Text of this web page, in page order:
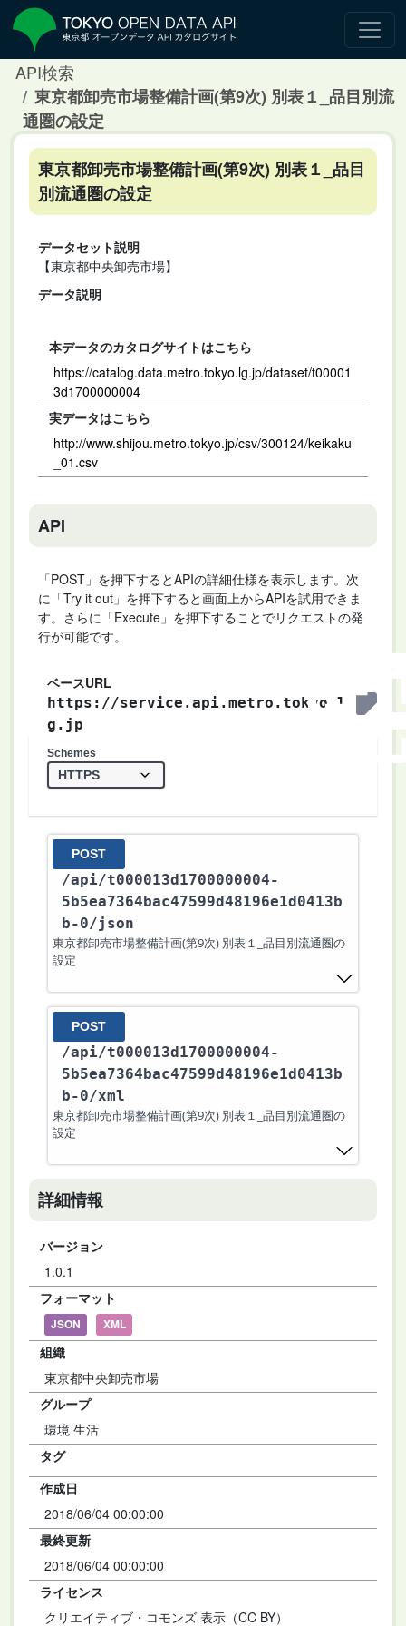
API検索
東京都卸売市場整備計画(第9次) 別表１_品目別流
通圏の設定
東京都卸売市場整備計画(第9次) 別表１_品目
別流通圏の設定
データセット説明
【東京都中央卸売市場】
データ説明
本データのカタログサイトはこちら
https://catalog.data.metro.tokyo.lg.jp/dataset/t00001
3d1700000004
実データはこちら
http://www.shijou.metro.tokyo.jp/csv/300124/keikaku
_01.csv
API
「POST」を押下するとAPIの詳細仕様を表示します。次
に「Try it out」を押下すると画面上からAPIを試用できま
す。さらに「Execute」を押下することでリクエストの発
行が可能です。
ベースURL
https://service.api.metro.tokyo.l
g.jp
Schemes
POST
/api/t000013d1700000004-
5b5ea7364bac47599d48196e1d0413b
b-0/json
東京都卸売市場整備計画(第9次) 別表１_品目別流通圏の
設定
POST
/api/t000013d1700000004-
5b5ea7364bac47599d48196e1d0413b
b-0/xml
東京都卸売市場整備計画(第9次) 別表１_品目別流通圏の
設定
詳細情報
バージョン
1.0.1
フォーマット
JSON XML
組織
東京都中央卸売市場
グループ
環境 生活
タグ
作成日
2018/06/04 00:00:00
最終更新
2018/06/04 00:00:00
ライセンス
クリエイティブ・コモンズ 表示（CC BY）